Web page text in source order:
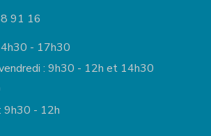
91 16
- 17h30
: 9h30 - 12h et 14h30
9h30 - 12h